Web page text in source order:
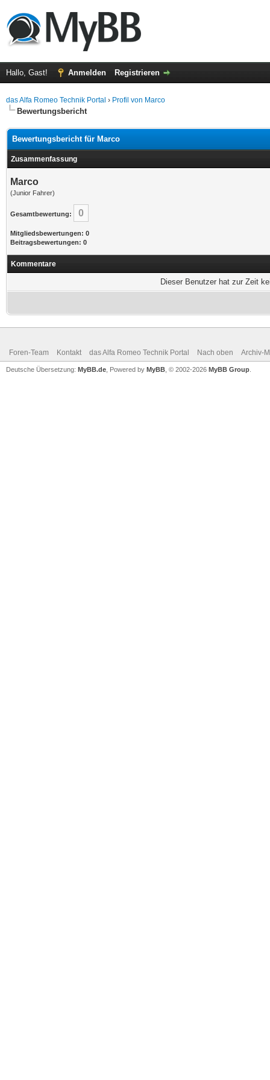
Hallo, Gast! Anmelden Registrieren
das Alfa Romeo Technik Portal › Profil von Marco
Bewertungsbericht
Bewertungsbericht für Marco
Zusammenfassung
Marco
(Junior Fahrer)
Gesamtbewertung: 0
Mitgliedsbewertungen: 0
Beitragsbewertungen: 0
Kommentare
Dieser Benutzer hat zur Zeit
Foren-Team Kontakt das Alfa Romeo Technik Portal Nach oben Archiv-
Deutsche Übersetzung: MyBB.de , Powered by MyBB , © 2002-2026 MyBB Group